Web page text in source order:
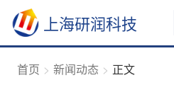
上海研润科技
首页 新闻动态 正文